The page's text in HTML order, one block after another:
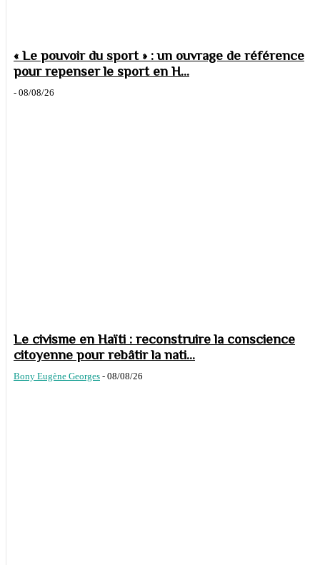
« Le pouvoir du sport » : un ouvrage de référence
pour repenser le sport en H...
- 08/08/26
Le civisme en Haïti : reconstruire la conscience
citoyenne pour rebâtir la nati...
Bony Eugène Georges - 08/08/26